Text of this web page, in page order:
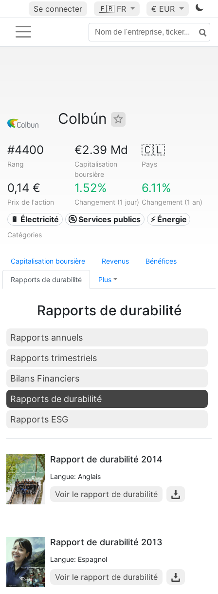
Se connecter 🇫🇷 FR € EUR
Colbún
#4400
Rang
€2.39 Md
Capitalisation
boursière
🇨🇱
Pays
0,14 €
Prix de l'action
1.52%
Changement (1 jour)
6.11%
Changement (1 an)
🔋 Électricité 🚰 Services publics ⚡ Énergie
Catégories
Capitalisation boursière Revenus Bénéfices
Rapports de durabilité Plus
Rapports de durabilité
Rapports annuels
Rapports trimestriels
Bilans Financiers
Rapports de durabilité
Rapports ESG
Rapport de durabilité 2014
Langue: Anglais
Voir le rapport de durabilité
Rapport de durabilité 2013
Langue: Espagnol
Voir le rapport de durabilité